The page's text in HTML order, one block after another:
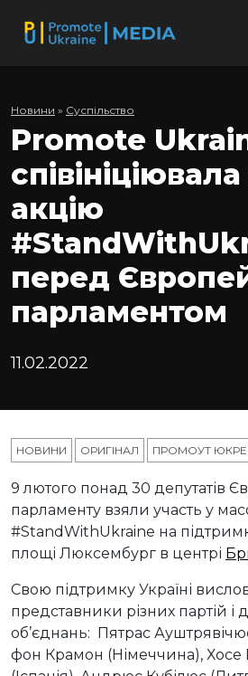
Новини » Суспільство
Promote
акцію
перед
парламентом
11.02.2022
НОВИНИ ОРИГІНАЛ ПРОМОУТ
9 лютого понад 30 депутатів
парламенту взяли участь у
#StandWithUkraine на
площі Люксембург в центрі
Свою підтримку Україні
представники різних партій і
об’єднань: Пятрас
фон Крамон (Німеччина), Хосе